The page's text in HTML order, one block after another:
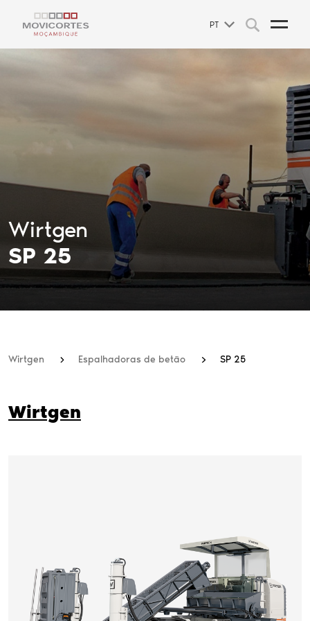
PT
Wirtgen
SP 25
Wirtgen Espalhadoras de betão SP 25
Wirtgen